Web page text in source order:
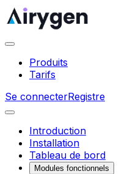
Produits
Tarifs
Se connecterRegistre
Introduction
Installation
Tableau de bord
Modules fonctionnels